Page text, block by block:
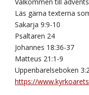
Läs gärna texterna
Sakarja 9:9-10
Psaltaren 24
Johannes 18:36-37
Matteus 21:1-9
Uppenbarelseboken
https://